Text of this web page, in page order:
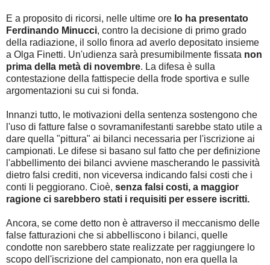
E a proposito di ricorsi, nelle ultime ore lo ha presentato
Ferdinando Minucci, contro la decisione di primo grado
della radiazione, il sollo finora ad averlo depositato insieme
a Olga Finetti. Un'udienza sarà presumibilmente fissata non
prima della metà di novembre. La difesa è sulla
contestazione della fattispecie della frode sportiva e sulle
argomentazioni su cui si fonda.
Innanzi tutto, le motivazioni della sentenza sostengono che
l'uso di fatture false o sovramanifestanti sarebbe stato utile a
dare quella "pittura" ai bilanci necessaria per l'iscrizione ai
campionati. Le difese si basano sul fatto che per definizione
l'abbellimento dei bilanci avviene mascherando le passività
dietro falsi crediti, non viceversa indicando falsi costi che i
conti li peggiorano. Cioè, senza falsi costi, a maggior
ragione ci sarebbero stati i requisiti per essere iscritti.
Ancora, se come detto non è attraverso il meccanismo delle
false fatturazioni che si abbelliscono i bilanci, quelle
condotte non sarebbero state realizzate per raggiungere lo
scopo dell'iscrizione del campionato, non era quella la